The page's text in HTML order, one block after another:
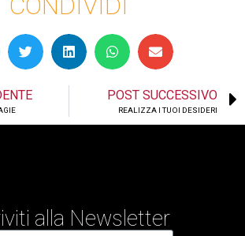
POST SUCCESSIVO
REALIZZA I TUOI DESIDERI
alla Newsletter